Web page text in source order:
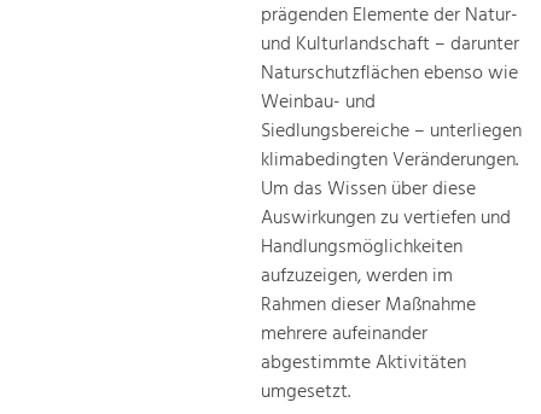
prägenden Elemente der Natur-
und Kulturlandschaft – darunter
Naturschutzflächen ebenso wie
Weinbau- und
Siedlungsbereiche – unterliegen
klimabedingten Veränderungen.
Um das Wissen über diese
Auswirkungen zu vertiefen und
Handlungsmöglichkeiten
aufzuzeigen, werden im
Rahmen dieser Maßnahme
mehrere aufeinander
abgestimmte Aktivitäten
umgesetzt.